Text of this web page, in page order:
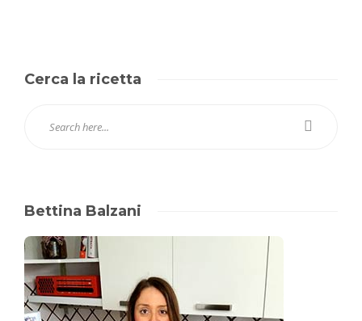
Cerca la ricetta
Bettina Balzani